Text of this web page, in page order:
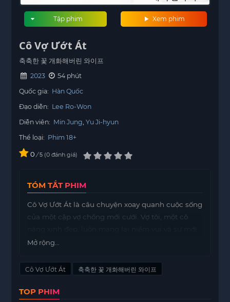
Xem phim
Tập phim
Cô Vợ Ướt Át
축축한 꽃 개화해버린 와이프
2023
54 phút
Quốc gia: Hàn Quốc
Đạo diễn: Lee Ro-Won
Diễn viên: Min Jung Yu Ji-hyun
Thể loại: Phim 18+
0 / 5 0 đánh giá
TÓM TẮT PHIM
Cô Vợ Ướt Át là câu chuyện xoay quanh cuộc sống
của một cặp vợ chồng mới cưới. Vợ tôi, một cô
mẻ cho cuộc sống của tôi. Với vẻ ngoài quyến rũ
thành tâm điểm của sự chú ý.
thú vị về cô ấy. Từ những sở thích nhỏ nhặt đến
Mở rộng...
Cô Vợ Ướt Át 축축한 꽃 개화해버린 와이프
TOP PHIM